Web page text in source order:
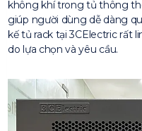
không khí trong tủ thông
giúp người dùng dễ dàng
kế tủ rack tại 3CElectric rất
do lựa chọn và yêu cầu.